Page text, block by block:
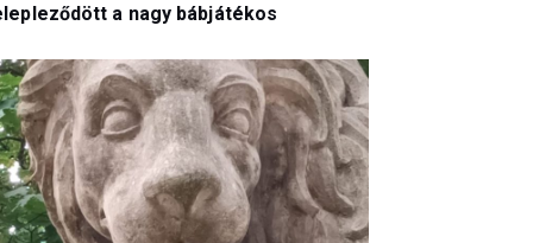
a nagy bábjátékos